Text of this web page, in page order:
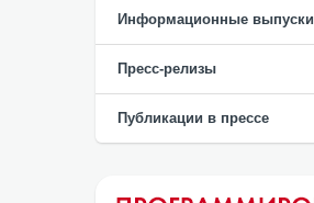
Информационные выпуски
Пресс-релизы
Публикации в прессе